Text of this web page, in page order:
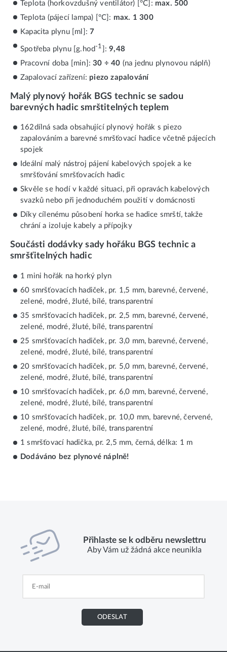
Teplota (horkovzdušný ventilátor) [°C]: max. 500
Teplota (pájecí lampa) [°C]: max. 1 300
Kapacita plynu [ml]:7
Spotřeba plynu [g.hod -1 ]:9,48
Pracovní doba [min]:30 ÷ 40 (na jednu plynovou náplň)
Zapalovací zařízení: piezo zapalování
Malý plynový hořák BGS technic se sadou
barevných hadic smrštitelných teplem
162dílná sada obsahující plynový hořák s piezo
zapalováním a barevné smršťovací hadice včetně pájecích
spojek
Ideální malý nástroj pájení kabelových spojek a ke
smršťování smršťovacích hadic
Skvěle se hodí v každé situaci, při opravách kabelových
svazků nebo při jednoduchém použití v domácnosti
Díky cílenému působení horka se hadice smrští, takže
chrání a izoluje kabely a přípojky
Součásti dodávky sady hořáku BGS technic a
smršťitelných hadic
1 mini hořák na horký plyn
60 smršťovacích hadiček, pr. 1,5 mm, barevné, červené,
zelené, modré, žluté, bílé, transparentní
35 smršťovacích hadiček, pr. 2,5 mm, barevné, červené,
zelené, modré, žluté, bílé, transparentní
25 smršťovacích hadiček, pr. 3,0 mm, barevné, červené,
zelené, modré, žluté, bílé, transparentní
20 smršťovacích hadiček, pr. 5,0 mm, barevné, červené,
zelené, modré, žluté, bílé, transparentní
10 smršťovacích hadiček, pr. 6,0 mm, barevné, červené,
zelené, modré, žluté, bílé, transparentní
10 smršťovacích hadiček, pr. 10,0 mm, barevné, červené,
zelené, modré, žluté, bílé, transparentní
1 smršťovací hadička, pr. 2,5 mm, černá, délka: 1 m
Dodáváno bez plynové náplně!
Přihlaste se k odběru newslettru
Aby Vám už žádná akce neunikla
ODESLAT